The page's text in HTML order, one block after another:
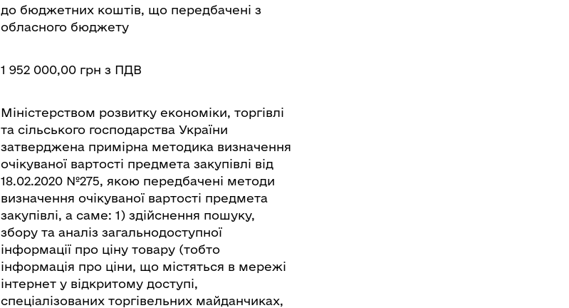
до бюджетних коштів, що передбачені з
обласного бюджету
1 952 000,00 грн з ПДВ
Міністерством розвитку економіки, торгівлі
та сільського господарства України
затверджена примірна методика визначення
очікуваної вартості предмета закупівлі від
18.02.2020 №275, якою передбачені методи
визначення очікуваної вартості предмета
закупівлі, а саме: 1) здійснення пошуку,
збору та аналіз загальнодоступної
інформації про ціну товару (тобто
інформація про ціни, що містяться в мережі
інтернет у відкритому доступі,
спеціалізованих торгівельних майданчиках,